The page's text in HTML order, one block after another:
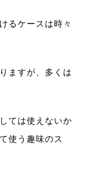
るケースは時々
ますが、多くは
ては使えないか
使う趣味のス